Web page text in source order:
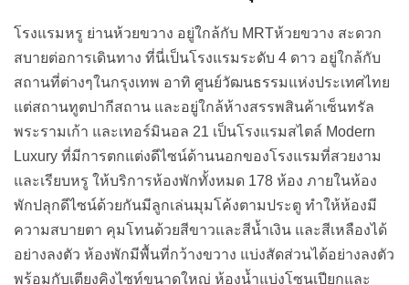
พระรามเก้า และเทอร์มินอล 21 เป็นโรงแรมสไตล์ Modern
Luxury ที่มีการตกแต่งดีไซน์ด้านนอกของโรงแรมที่สวยงาม
และเรียบหรู ให้บริการห้องพักทั้งหมด 178 ห้อง ภายในห้อง
พักปลุกดีไซน์ด้วยกันมีลูกเล่นมุมโค้งตามประตู ทำให้ห้องมี
ความสบายตา คุมโทนด้วยสีขาวและสีน้ำเงิน และสีเหลืองได้
อย่างลงตัว ห้องพักมีพื้นที่กว้างขวาง แบ่งสัดส่วนได้อย่างลงตัว
พร้อมกับเตียงคิงไซท์ขนาดใหญ่ ห้องน้ำแบ่งโซนเปียกและ
ส่วนแห้ง มีอ่างอาบน้ำไว้สำหรับนอนแช่น้ำ นอกจากนี้ยังมี
พื้นที่ส่วนกลางไว้คอยรองรับสำหรับแขกผู้ที่เข้ามาพัก ไม่ว่าจะ
เป็นสระว่ายน้ำ ห้องฟิตเนส และห้องอาหารขนาดใหญ่ และมี
สตาร์บัคส์ ที่อยู่ในตัวโรงแรมอีกด้วย เรียกได้ว่าพักผ่อนภายใน
โรงแรมสะดวกสบายมากแถบไม่ต้องไปไหนเลย สำหรับใครที่